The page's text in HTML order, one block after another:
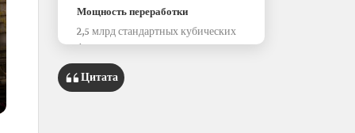
Мощность переработки
2,5 млрд стандартных кубических
футов сырого газа в день
Поставка в основную газовую сеть
Цитата